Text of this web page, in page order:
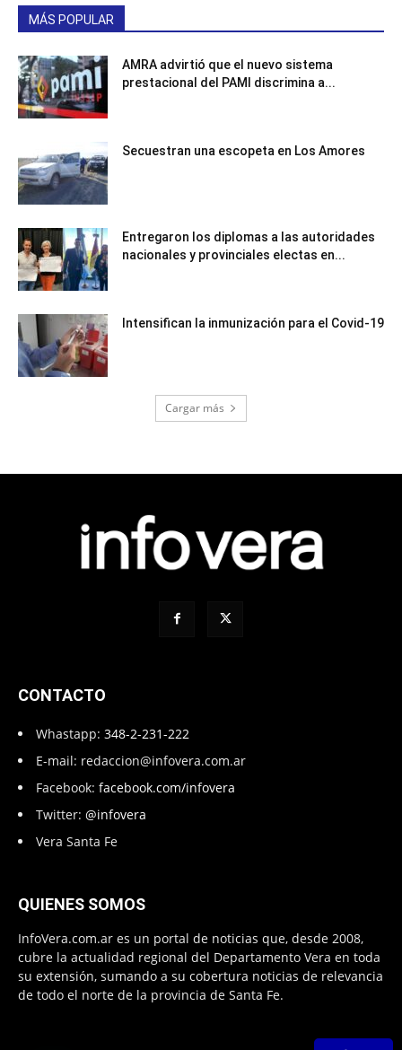
MÁS POPULAR
AMRA advirtió que el nuevo sistema
prestacional del PAMI discrimina a...
Secuestran una escopeta en Los Amores
Entregaron los diplomas a las autoridades
nacionales y provinciales electas en...
Intensifican la inmunización para el Covid-19
Cargar más
CONTACTO
Whastapp: 348-2-231-222
E-mail: redaccion@infovera.com.ar
Facebook: facebook.com/infovera
Twitter: @infovera
Vera Santa Fe
QUIENES SOMOS
InfoVera.com.ar es un portal de noticias que, desde 2008,
cubre la actualidad regional del Departamento Vera en toda
su extensión, sumando a su cobertura noticias de relevancia
de todo el norte de la provincia de Santa Fe.